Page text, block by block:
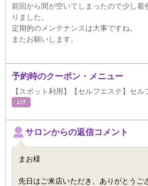
前回から間が空いてしまったので少し
りました。
定期的のメンテナンスは大事ですね。
またお願いします。
予約時のクーポン・メニュー
【スポット利用】【セルフエステ】セ
ｴｽﾃ
サロンからの返信コメント
まお様
先日はご来店いただき、ありがとうご